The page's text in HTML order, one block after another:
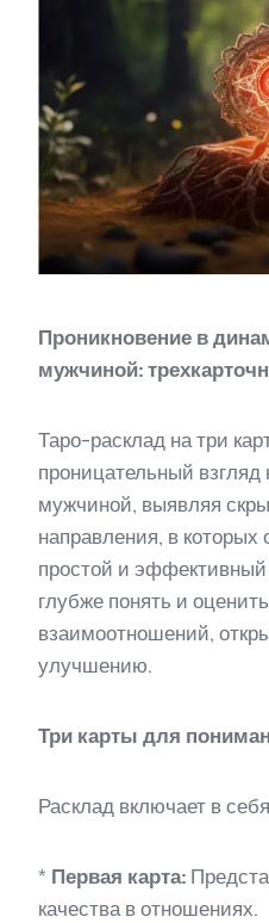
Проникновение в
мужчиной:
Таро-расклад на три
проницательный взгляд
мужчиной, выявляя
направления, в которых
простой и эффективный
глубже понять и
взаимоотношений,
улучшению.
Три карты для
Расклад включает в
* Первая карта:
качества в отношениях.